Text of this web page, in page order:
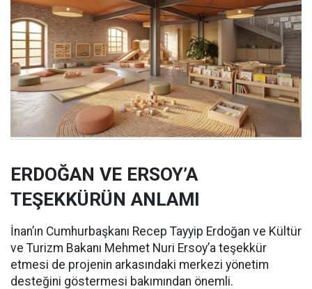
ERDOĞAN VE ERSOY’A
TEŞEKKÜRÜN ANLAMI
İnan’ın Cumhurbaşkanı Recep Tayyip Erdoğan ve Kültür
ve Turizm Bakanı Mehmet Nuri Ersoy’a teşekkür
etmesi de projenin arkasındaki merkezi yönetim
desteğini göstermesi bakımından önemli.